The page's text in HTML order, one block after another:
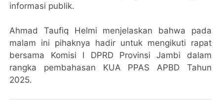
informasi publik.
Ahmad Taufiq Helmi menjelaskan bahwa pada
malam ini pihaknya hadir untuk mengikuti rapat
bersama Komisi I DPRD Provinsi Jambi dalam
rangka pembahasan KUA PPAS APBD Tahun
2025.